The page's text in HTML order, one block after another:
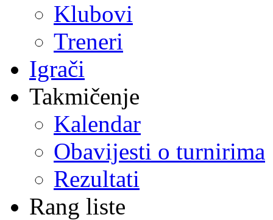
Klubovi
Treneri
Igrači
Takmičenje
Kalendar
Obavijesti o turnirima
Rezultati
Rang liste